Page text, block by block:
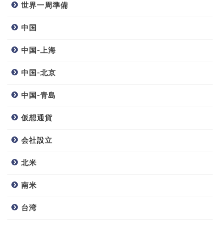
世界一周準備
中国
中国-上海
中国-北京
中国-青島
仮想通貨
会社設立
北米
南米
台湾